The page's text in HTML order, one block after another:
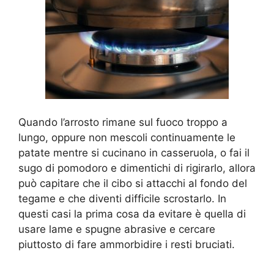
Quando l’arrosto rimane sul fuoco troppo a
lungo, oppure non mescoli continuamente le
patate mentre si cucinano in casseruola, o fai il
sugo di pomodoro e dimentichi di rigirarlo, allora
può capitare che il cibo si attacchi al fondo del
tegame e che diventi difficile scrostarlo. In
questi casi la prima cosa da evitare è quella di
usare lame e spugne abrasive e cercare
piuttosto di fare ammorbidire i resti bruciati.